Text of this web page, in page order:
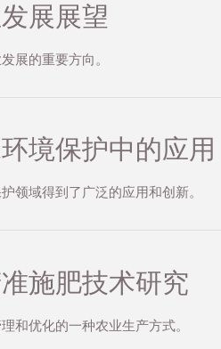
展展望
展的重要方向。
境保护中的应用
领域得到了广泛的应用和创新。
施肥技术研究
和优化的一种农业生产方式。